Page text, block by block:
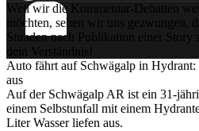
Weil wir die Kommentar-Debatten
möchten, sehen wir uns gezwungen,
Stunden nach Publikation einer Story
dein Verständnis!
Auto fährt auf Schwägalp in
aus
Auf der Schwägalp AR ist ein 31-
einem Selbstunfall mit einem
Liter Wasser liefen aus.